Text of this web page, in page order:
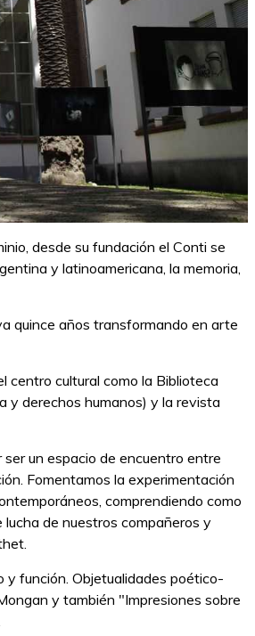
desde su fundación el Conti se
y latinoamericana, la memoria,
quince años transformando en arte
centro cultural como la Biblioteca
y derechos humanos) y la revista
un espacio de encuentro entre
Fomentamos la experimentación
comprendiendo como
de nuestros compañeros y
y función. Objetualidades poético-
y también "Impresiones sobre